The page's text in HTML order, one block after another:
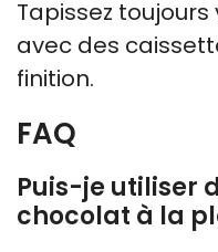
Tapissez
avec des
finition.
FAQ
Puis-je utiliser
chocolat à la